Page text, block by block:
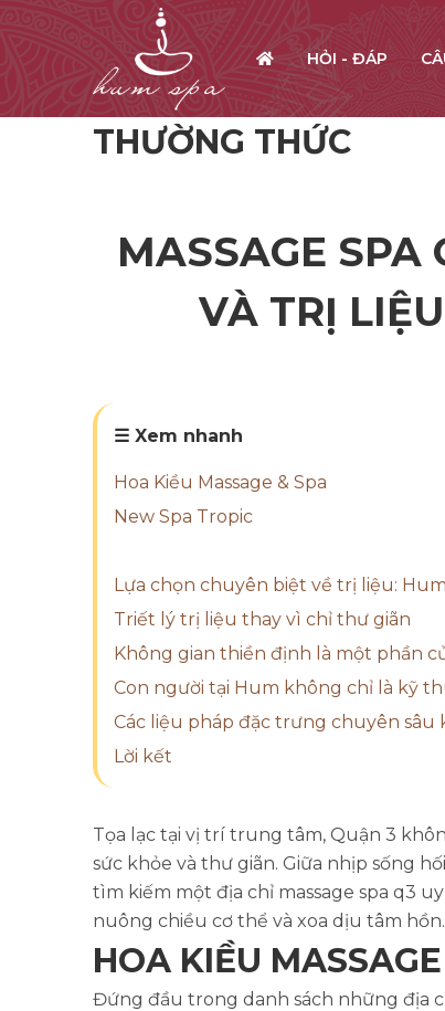
HỎI - ĐÁP
THƯỜNG THỨC
MASSAGE SPA
VÀ TRỊ
☰ Xem nhanh
Hoa Kiều Massage & Spa
New Spa Tropic
Lựa chọn chuyên biệt về trị liệu:
Triết lý trị liệu thay vì chỉ thư giãn
Không gian thiền định là một phần
Con người tại Hum không chỉ là kỹ
Các liệu pháp đặc trưng chuyên sâu
Lời kết
Tọa lạc tại vị trí trung tâm, Quận 3
sức khỏe và thư giãn. Giữa nhịp sống
tìm kiếm một địa chỉ massage spa q3
nuông chiều cơ thể và xoa dịu tâm hồn.
HOA KIỀU
Đứng đầu trong danh sách những địa